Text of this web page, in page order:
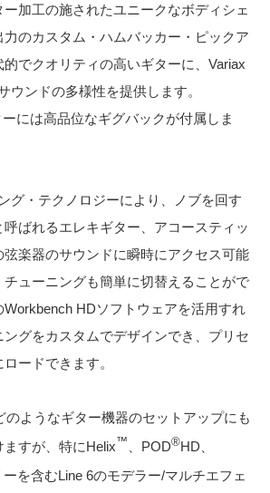
加工の施されたユニークなボディシェ
のカスタム・ハムバッカー・ピックア
でクオリティの高いギターに、Variax
ウンドの多様性を提供します。
には高品位なギグバックが付属しま
グ・テクノロジーにより、ノブを回す
ばれるエレキギター、アコースティッ
弦楽器のサウンドに瞬時にアクセス可能
ューニングも簡単に切替えることがで
Workbench HDソフトウェアを活用すれ
グをカスタムでデザインでき、プリセ
ードできます。
のようなギター機器のセットアップにも
すが、特にHelix™ 、POD®HD、
ーを含むLine 6のモデラー/マルチエフェ